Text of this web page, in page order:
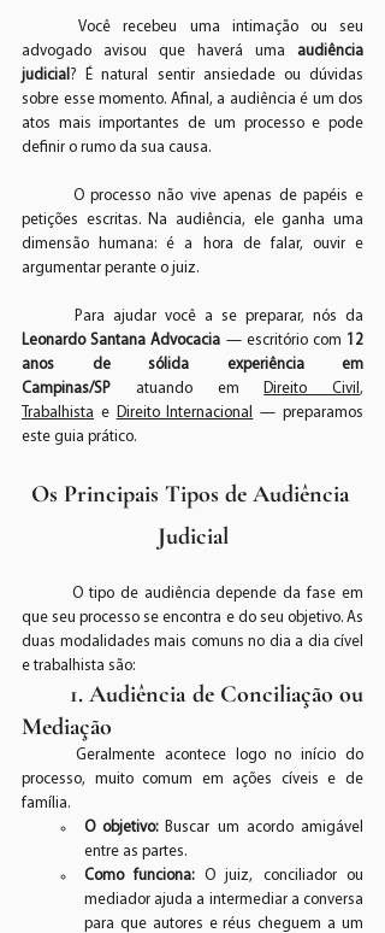
	Você recebeu uma intimação ou seu
advogado avisou que haverá uma audiência
judicial ? É natural sentir ansiedade ou dúvidas
sobre esse momento. Afinal, a audiência é um dos
atos mais importantes de um processo e pode
definir o rumo da sua causa.
petições escritas. Na audiência, ele ganha uma
dimensão humana: é a hora de falar, ouvir e
argumentar perante o juiz.
Leonardo Santana Advocacia — escritório com 12
anos de sólida experiência em
Campinas/SP atuando em Direito Civil
Trabalhista e Direito Internacional
— preparamos
este guia prático.
Os Principais Tipos de Audiência
Judicial
que seu processo se encontra e do seu objetivo. As
duas modalidades mais comuns no dia a dia cível
e trabalhista são:
Mediação
processo, muito comum em ações cíveis e de
família.
O objetivo: Buscar um acordo amigável
entre as partes.
Como funciona: O juiz, conciliador ou
mediador ajuda a intermediar a conversa
para que autores e réus cheguem a um